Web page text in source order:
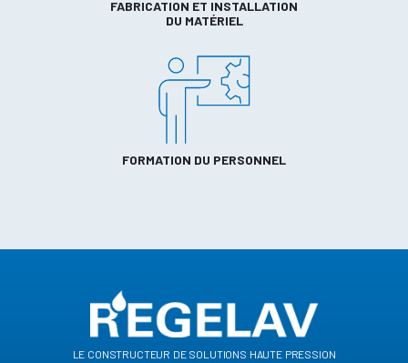
FABRICATION ET INSTALLATION
DU MATÉRIEL
FORMATION DU PERSONNEL
le constructeur de solutions haute pression